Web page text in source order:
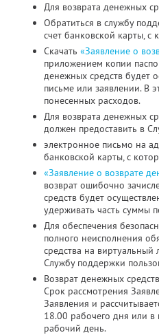
Для возврата денежных
Обратиться в службу
счет банковской карты, с
Скачать «Заявление о
приложением копии
денежных средств будет
письме или заявлении. В
понесенных расходов.
Для возврата денежных
должен предоставить в
электронное письмо на
банковской карты, с
«Заявление о возврате
возврат ошибочно
средств будет
удерживать часть суммы
Для обеспечения
полного неисполнения
средства на виртуальный
Службу поддержки
Возврат денежных
Срок рассмотрения
Заявления и
18.00 рабочего дня или
рабочий день.